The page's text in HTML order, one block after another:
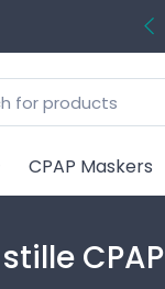
CPAP Maskers
stille